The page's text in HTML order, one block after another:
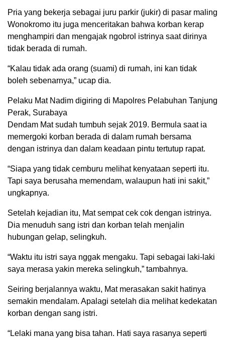
Pria yang bekerja sebagai juru parkir (jukir) di pasar maling
Wonokromo itu juga menceritakan bahwa korban kerap
menghampiri dan mengajak ngobrol istrinya saat dirinya
tidak berada di rumah.
“Kalau tidak ada orang (suami) di rumah, ini kan tidak
boleh sebenarnya,” ucap dia.
Pelaku Mat Nadim digiring di Mapolres Pelabuhan Tanjung
Perak, Surabaya
Dendam Mat sudah tumbuh sejak 2019. Bermula saat ia
memergoki korban berada di dalam rumah bersama
dengan istrinya dan dalam keadaan pintu tertutup rapat.
“Siapa yang tidak cemburu melihat kenyataan seperti itu.
Tapi saya berusaha memendam, walaupun hati ini sakit,”
ungkapnya.
Setelah kejadian itu, Mat sempat cek cok dengan istrinya.
Dia menuduh sang istri dan korban telah menjalin
hubungan gelap, selingkuh.
“Waktu itu istri saya nggak mengaku. Tapi sebagai laki-laki
saya merasa yakin mereka selingkuh,” tambahnya.
Seiring berjalannya waktu, Mat merasakan sakit hatinya
semakin mendalam. Apalagi setelah dia melihat kedekatan
korban dengan sang istri.
“Lelaki mana yang bisa tahan. Hati saya rasanya seperti